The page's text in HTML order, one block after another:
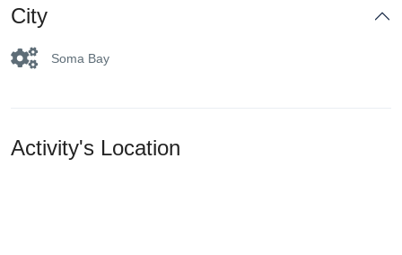
City
Soma Bay
Activity's Location